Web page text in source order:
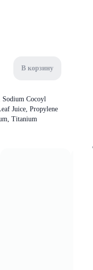
В корзину
Sodium Cocoyl
Juice, Propylene
Titanium